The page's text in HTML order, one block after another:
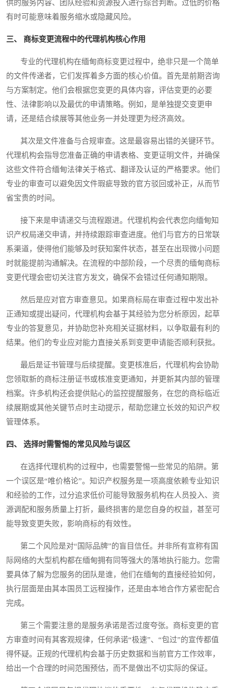
供的服务内容、团队经验和资源投入进行综合判断。过低的价格
有时可能意味着服务缩水或隐藏风险。
三、 商标变更流程中的代理机构核心作用
专业的代理机构在缅甸商标变更过程中，绝非只是一个简单
的文件传递者，它们发挥着多方面的核心价值。首先是前期咨询
与方案制定。他们会根据您变更的具体内容，评估变更的必要
性、法律影响以及最优的申请策略。例如，是单独提交变更申
请，还是结合续展等其他业务一并处理更为经济高效。
其次是文件准备与合规审查。这是最容易出错的关键环节。
代理机构会指导您准备正确的申请表格、变更证明文件，并确保
这些文件符合缅甸法律关于格式、翻译及认证的严格要求。他们
专业的审查可以避免因文件瑕疵导致的官方驳回或补正，从而节
省宝贵的时间。
接下来是申请递交与流程跟进。代理机构会代表您向缅甸知
识产权局递交申请，并持续跟踪审查进度。他们与官方的日常联
系渠道，使得他们能够及时获知案件状态，甚至在出现微小问题
时就能提前沟通解决。在流程的中部阶段，一个尽责的缅甸商标
变更代理会密切关注官方发文，确保不会错过任何通知期限。
然后是应对官方审查意见。如果商标局在审查过程中发出补
正通知或提出疑问，代理机构会基于其经验为您分析原因，起草
专业的答复意见，并协助您补充相关证据材料，以争取最有利的
结果。他们的专业应对能力直接关系到变更申请能否顺利获批。
最后是证书管理与后续提醒。变更核准后，代理机构会协助
您领取新的商标注册证书或核准变更通知，并更新其内部的管理
档案。许多机构还会提供贴心的监控提醒服务，在您的商标临近
续展期或其他关键节点时主动提示，帮助您建立长效的知识产权
管理体系。
四、 选择时需警惕的常见风险与误区
在选择代理机构的过程中，也需要警惕一些常见的陷阱。第
一个误区是“唯价格论”。知识产权服务是一项高度依赖专业知识
和经验的工作，过分追求低价可能导致服务机构在人员投入、资
源调配和服务质量上打折，最终损害的是您自身的权益，甚至可
能导致变更失败，影响商标的有效性。
第二个风险是对“国际品牌”的盲目信任。并非所有宣称有国
际网络的大型机构都在缅甸拥有同等强大的落地执行能力。您需
要具体了解为您服务的团队是谁，他们在缅甸的直接经验如何，
执行层面是由其本国员工远程操作，还是由本地合作方紧密配合
完成。
第三个需要注意的是服务承诺是否过度夸张。商标变更的官
方审查时间有其客观规律，任何承诺“极速”、“包过”的宣传都值
得怀疑。正规的代理机构会基于历史数据和当前官方工作效率，
给出一个合理的时间范围预估，而不是做出不切实际的保证。